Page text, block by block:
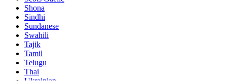
Shona
Sindhi
Sundanese
Swahili
Tajik
Tamil
Telugu
Thai
Ukrainian